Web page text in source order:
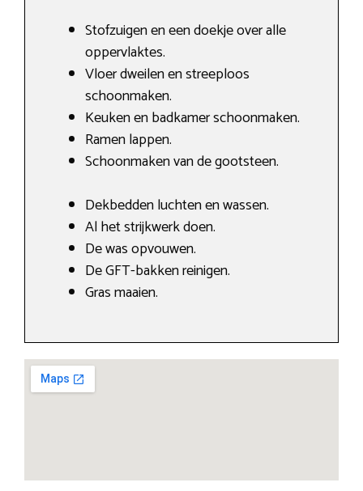
Stofzuigen en een doekje over alle
oppervlaktes.
Vloer dweilen en streeploos
schoonmaken.
Keuken en badkamer schoonmaken.
Ramen lappen.
Schoonmaken van de gootsteen.
Dekbedden luchten en wassen.
Al het strijkwerk doen.
De was opvouwen.
De GFT-bakken reinigen.
Gras maaien.